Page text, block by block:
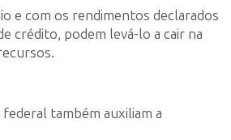
e com os rendimentos declarados
crédito, podem levá-lo a cair na
também auxiliam a